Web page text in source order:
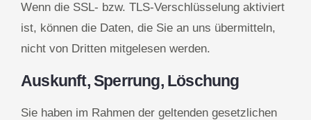
Wenn die SSL- bzw. TLS-Verschlüsselung aktiviert
ist, können die Daten, die Sie an uns übermitteln,
nicht von Dritten mitgelesen werden.
Auskunft, Sperrung, Löschung
Sie haben im Rahmen der geltenden gesetzlichen